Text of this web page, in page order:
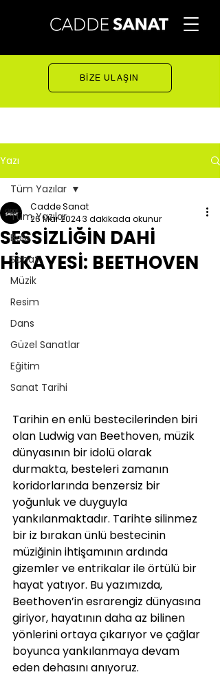
BİZE ULAŞIN
Yazı
Tüm Yazılar
Bale
Sanat
Müzik
Resim
Dans
Güzel Sanatlar
Eğitim
Sanat Tarihi
Tüm Yazılar
SESSİZLİĞİN DAHİ
HİKAYESİ: BEETHOVEN
Cadde Sanat
26 Mar 20243 dakikada okunur
Tarihin en enlü bestecilerinden biri
olan Ludwig van Beethoven, müzik
dünyasının bir idolü olarak
durmakta, besteleri zamanın
koridorlarında benzersiz bir
yoğunluk ve duyguyla
yankılanmaktadır. Tarihte silinmez
bir iz bırakan ünlü bestecinin
müziğinin ihtişamının ardında
gizemler ve entrikalar ile örtülü bir
hayat yatıyor. Bu yazımızda,
Beethoven’in esrarengiz dünyasına
giriyor, hayatının daha az bilinen
yönlerini ortaya çıkarıyor ve çağlar
boyunca yankılanmaya devam
eden dehasını anıyoruz.